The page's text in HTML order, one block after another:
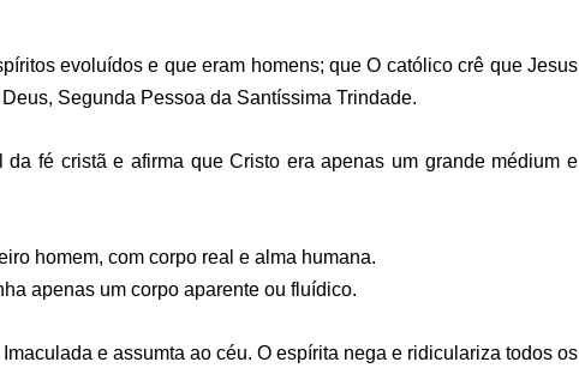
evoluídos e que eram homens; que O católico crê que Jesus
Segunda Pessoa da Santíssima Trindade.
fé cristã e afirma que Cristo era apenas um grande médium e
homem, com corpo real e alma humana.
apenas um corpo aparente ou fluídico.
e assumta ao céu. O espírita nega e ridiculariza todos os